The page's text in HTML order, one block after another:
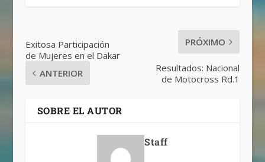
Exitosa Participación
de Mujeres en el Dakar
ANTERIOR
PRÓXIMO
Resultados: Nacional
de Motocross Rd.1
SOBRE EL AUTOR
Staff